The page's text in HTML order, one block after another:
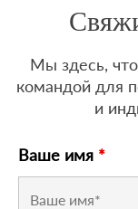
Мы здесь,
командой для
и
Ваше имя *